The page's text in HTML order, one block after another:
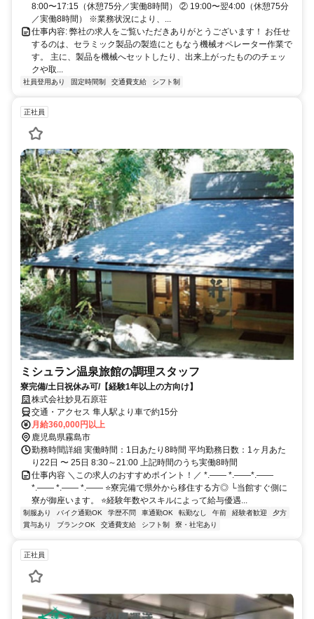
8:00〜17:15（休憩75分／実働8時間） ② 19:00〜翌4:00（休憩75分
／実働8時間） ※業務状況により、...
仕事内容: 弊社の求人をご覧いただきありがとうございます！ お任せ
するのは、セラミック製品の製造にともなう機械オペレーター作業で
す。 主に、製品を機械へセットしたり、出来上がったもののチェッ
クや取...
社員登用あり 固定時間制 交通費支給 シフト制
正社員
ミシュラン温泉旅館の調理スタッフ
寮完備/土日祝休み可/【経験1年以上の方向け】
株式会社妙見石原荘
交通・アクセス 隼人駅より車で約15分
月給360,000円以上
鹿児島県霧島市
勤務時間詳細 実働時間：1日あたり8時間 平均勤務日数：1ヶ月あた
り22日 〜 25日 8:30～21:00 上記時間のうち実働8時間
仕事内容 ＼この求人のおすすめポイント！／ *.―― *.――*.――
*.―― *.―― *.―― ⭐寮完備で県外から移住する方◎ └当館すぐ側に
寮が御座います。 ⭐経験年数やスキルによって給与優遇...
制服あり バイク通勤OK 学歴不問 車通勤OK 転勤なし 午前 経験者歓迎
夕方
賞与あり
ブランクOK 交通費支給 シフト制 寮・社宅あり
正社員